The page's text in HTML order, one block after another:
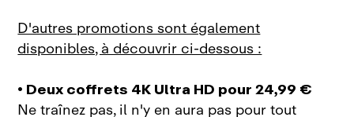
D'autres promotions sont également
disponibles, à découvrir ci‑dessous :
• Deux coffrets 4K Ultra HD pour 24,99 €
Ne traînez pas, il n'y en aura pas pour tout